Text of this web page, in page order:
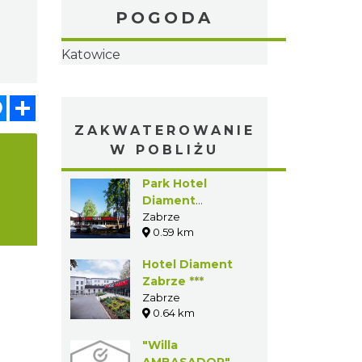
Messenger
POGODA
Katowice
ZAKWATEROWANIE
W POBLIŻU
Park Hotel
Diament
Zabrze****
Zabrze
0.59 km
Hotel Diament
Zabrze ***
Zabrze
0.64 km
"Willa